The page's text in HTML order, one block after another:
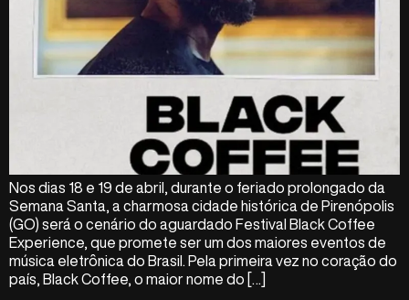
Nos dias 18 e 19 de abril, durante o feriado prolongado da
Semana Santa, a charmosa cidade histórica de Pirenópolis
(GO) será o cenário do aguardado Festival Black Coffee
Experience, que promete ser um dos maiores eventos de
música eletrônica do Brasil. Pela primeira vez no coração do
país, Black Coffee, o maior nome do […]